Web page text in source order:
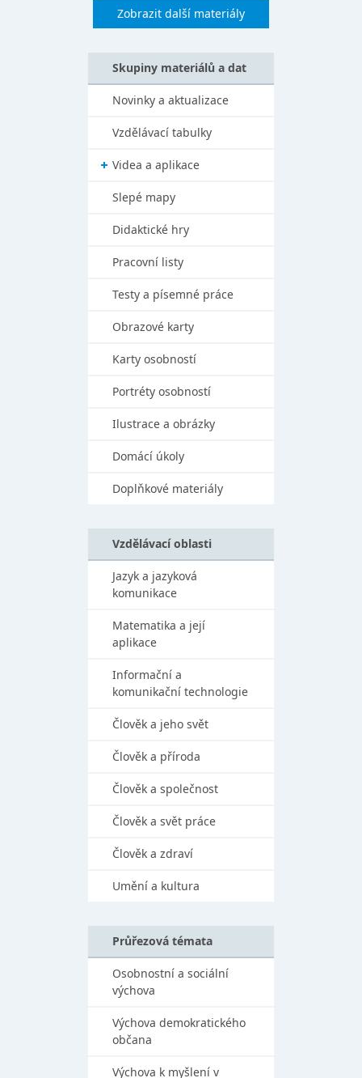
Zobrazit další materiály
Skupiny materiálů a dat
Novinky a aktualizace
Vzdělávací tabulky
Videa a aplikace
Slepé mapy
Didaktické hry
Pracovní listy
Testy a písemné práce
Obrazové karty
Karty osobností
Portréty osobností
Ilustrace a obrázky
Domácí úkoly
Doplňkové materiály
Vzdělávací oblasti
Jazyk a jazyková
komunikace
Matematika a její
aplikace
Informační a
komunikační technologie
Člověk a jeho svět
Člověk a příroda
Člověk a společnost
Člověk a svět práce
Člověk a zdraví
Umění a kultura
Průřezová témata
Osobnostní a sociální
výchova
Výchova demokratického
občana
Výchova k myšlení v